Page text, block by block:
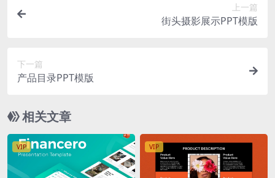
上一篇
街头摄影展示PPT模版
下一篇
产品目录PPT模版
相关文章
VIP VIP